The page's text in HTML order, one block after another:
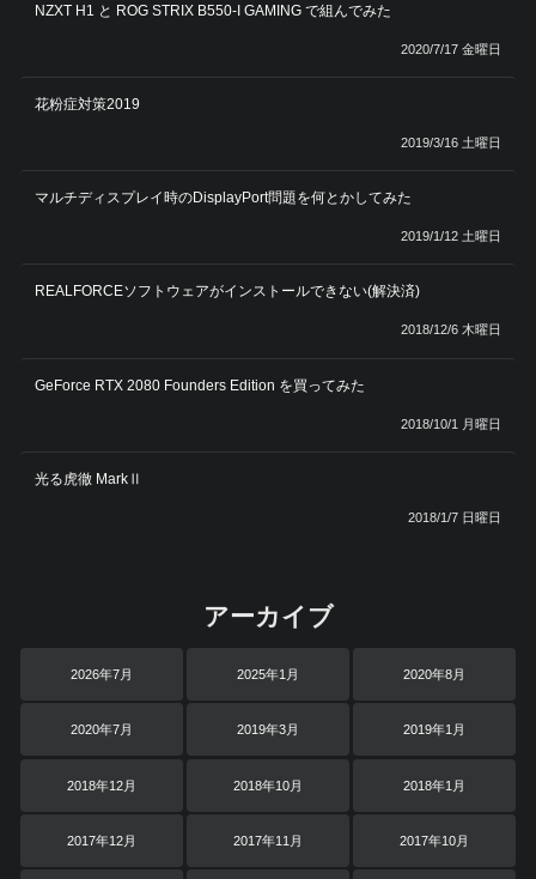
NZXT H1 と ROG STRIX B550-I GAMING で組んでみた
2020/7/17 金曜日
花粉症対策2019
2019/3/16 土曜日
マルチディスプレイ時のDisplayPort問題を何とかしてみた
2019/1/12 土曜日
REALFORCEソフトウェアがインストールできない(解決済)
2018/12/6 木曜日
GeForce RTX 2080 Founders Edition を買ってみた
2018/10/1 月曜日
光る虎徹 MarkⅡ
2018/1/7 日曜日
アーカイブ
2026年7月 2025年1月 2020年8月
2020年7月 2019年3月 2019年1月
2018年12月 2018年10月 2018年1月
2017年12月 2017年11月 2017年10月